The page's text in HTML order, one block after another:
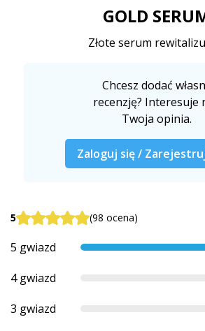
GOLD
Złote serum
Chcesz dodać
recenzję? Interesuje
Twoja opinia.
Zaloguj się /
5 (98 ocena)
5 gwiazd
4 gwiazd
3 gwiazd